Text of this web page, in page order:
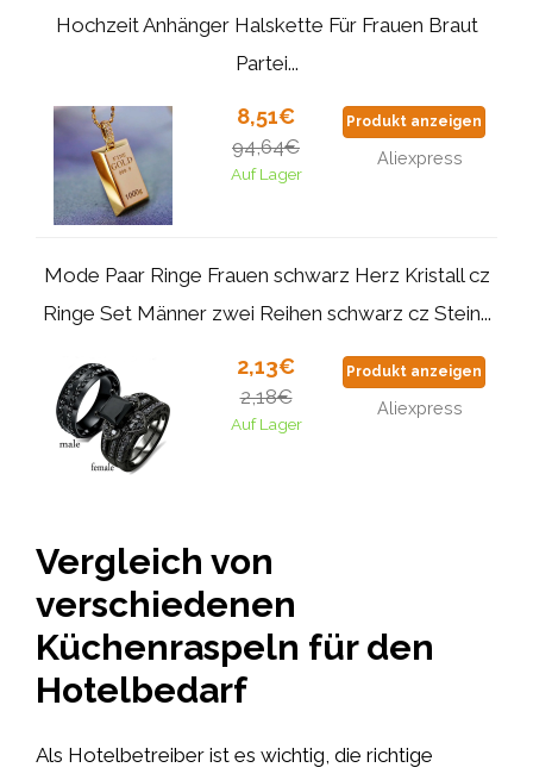
Hochzeit Anhänger Halskette Für Frauen Braut
Partei...
8,51€
94,64€
Auf Lager
Produkt anzeigen
Aliexpress
Mode Paar Ringe Frauen schwarz Herz Kristall cz
Ringe Set Männer zwei Reihen schwarz cz Stein...
2,13€
2,18€
Auf Lager
Produkt anzeigen
Aliexpress
Vergleich von
verschiedenen
Küchenraspeln für den
Hotelbedarf
Als Hotelbetreiber ist es wichtig, die richtige